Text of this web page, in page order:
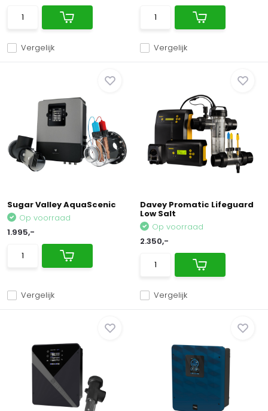
Vergelijk Vergelijk
Sugar Valley AquaScenic
Vergelijk
Op voorraad
1.995,-
Davey Promatic Lifeguard
Low Salt
Vergelijk
Op voorraad
2.350,-